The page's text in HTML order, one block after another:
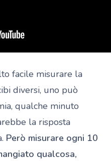
facile misurare la
diversi, uno può
qualche minuto
la risposta
Però misurare ogni 10
qualcosa,